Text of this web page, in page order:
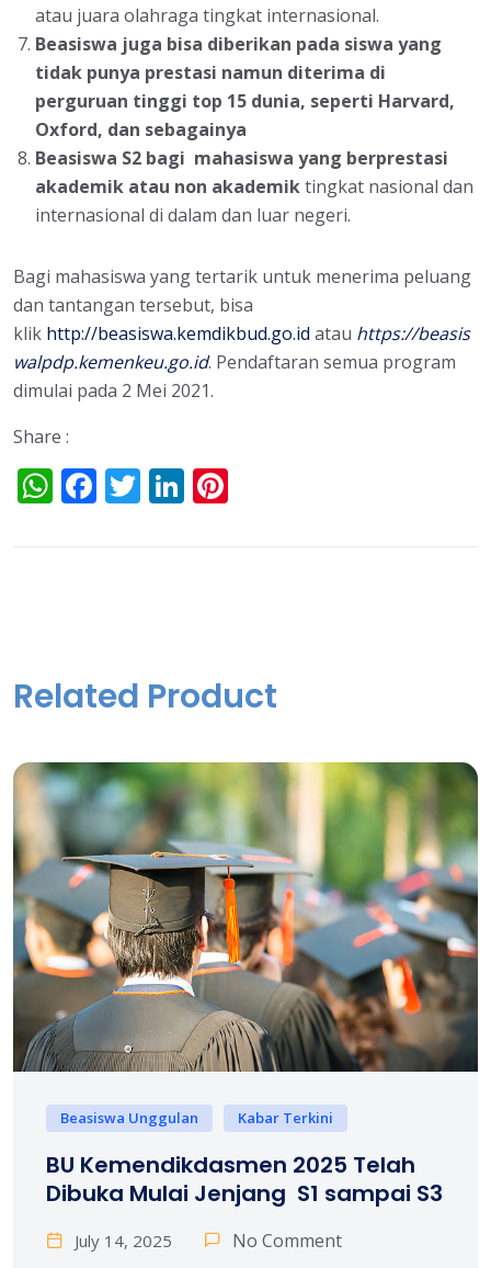
atau juara olahraga tingkat internasional.
Beasiswa juga bisa diberikan pada siswa yang
tidak punya prestasi namun diterima di
perguruan tinggi top 15 dunia, seperti Harvard,
Oxford, dan sebagainya
Beasiswa S2 bagi mahasiswa yang berprestasi
akademik atau non akademiktingkat nasional dan
internasional di dalam dan luar negeri.
Bagi mahasiswa yang tertarik untuk menerima peluang
dan tantangan tersebut, bisa
klik http://beasiswa.kemdikbud.go.id atau https://beasis
walpdp.kemenkeu.go.id. Pendaftaran semua program
dimulai pada 2 Mei 2021.
Share :
W
p
F
k
T Li
Related Product
Beasiswa Unggulan Kabar Terkini
BU Kemendikdasmen 2025 Telah
Dibuka Mulai Jenjang S1 sampai S3
July 14, 2025 No Comment